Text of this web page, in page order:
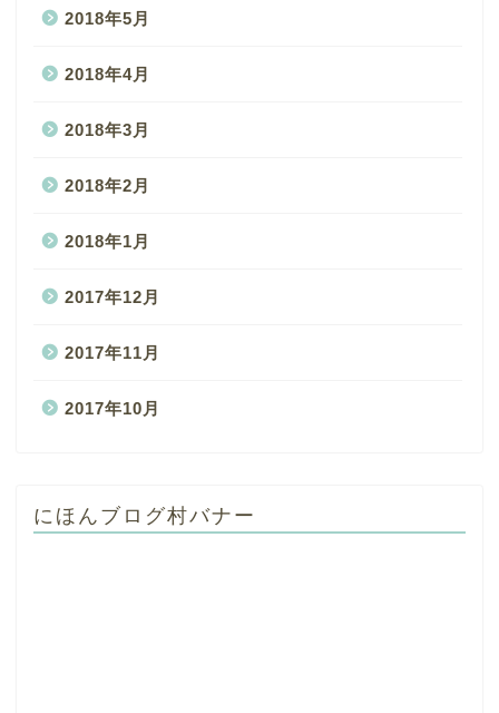
2018年5月
2018年4月
2018年3月
2018年2月
2018年1月
2017年12月
2017年11月
2017年10月
にほんブログ村バナー